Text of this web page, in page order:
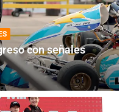
con señales